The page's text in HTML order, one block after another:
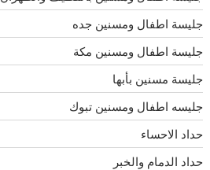
جليسة اطفال ومسنين جده
جليسة اطفال ومسنين مكة
جليسة مسنين بأبها
جليسه اطفال ومسنين تبوك
حداد الاحساء
حداد الدمام والخبر